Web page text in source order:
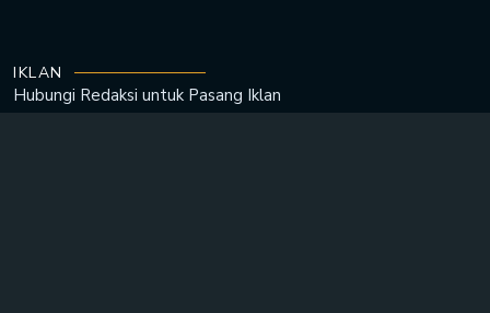
IKLAN
Hubungi Redaksi untuk Pasang Iklan